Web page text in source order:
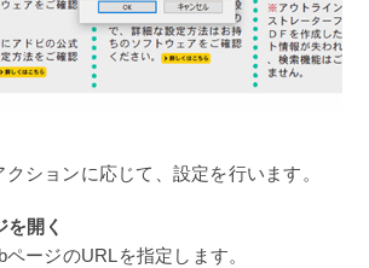
ションに応じて、設定を行います。
を開く
ージのURLを指定します。